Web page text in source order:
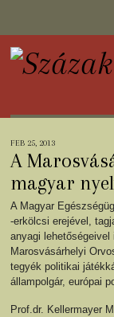
FEB 25, 2013
A
magyar
A Magyar
-erkölcsi erejével,
anyagi
Marosvásárhelyi
tegyék politikai
állampolgár, európai
Prof.dr. Kellermayer